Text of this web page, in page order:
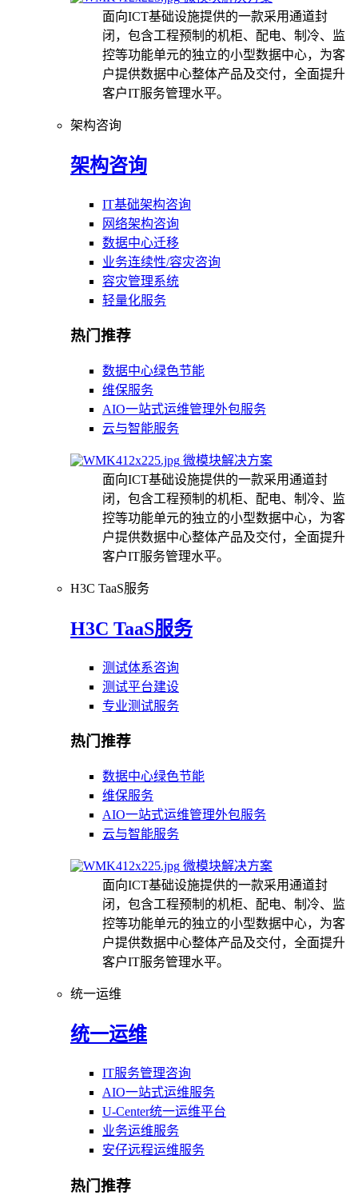
面向ICT基础设施提供的一款采用通道封
闭，包含工程预制的机柜、配电、制冷、监
控等功能单元的独立的小型数据中心，为客
户提供数据中心整体产品及交付，全面提升
客户IT服务管理水平。
架构咨询
架构咨询
IT基础架构咨询
网络架构咨询
数据中心迁移
业务连续性/容灾咨询
容灾管理系统
轻量化服务
热门推荐
数据中心绿色节能
维保服务
AIO一站式运维管理外包服务
云与智能服务
微模块解决方案
面向ICT基础设施提供的一款采用通道封
闭，包含工程预制的机柜、配电、制冷、监
控等功能单元的独立的小型数据中心，为客
户提供数据中心整体产品及交付，全面提升
客户IT服务管理水平。
H3C TaaS服务
H3C TaaS服务
测试体系咨询
测试平台建设
专业测试服务
热门推荐
数据中心绿色节能
维保服务
AIO一站式运维管理外包服务
云与智能服务
微模块解决方案
面向ICT基础设施提供的一款采用通道封
闭，包含工程预制的机柜、配电、制冷、监
控等功能单元的独立的小型数据中心，为客
户提供数据中心整体产品及交付，全面提升
客户IT服务管理水平。
统一运维
统一运维
IT服务管理咨询
AIO一站式运维服务
U-Center统一运维平台
业务运维服务
安仔远程运维服务
热门推荐